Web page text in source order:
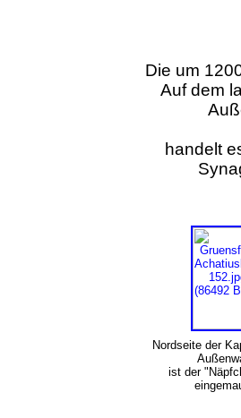
Die um
Auf dem
handelt
Nordseite der
ist der